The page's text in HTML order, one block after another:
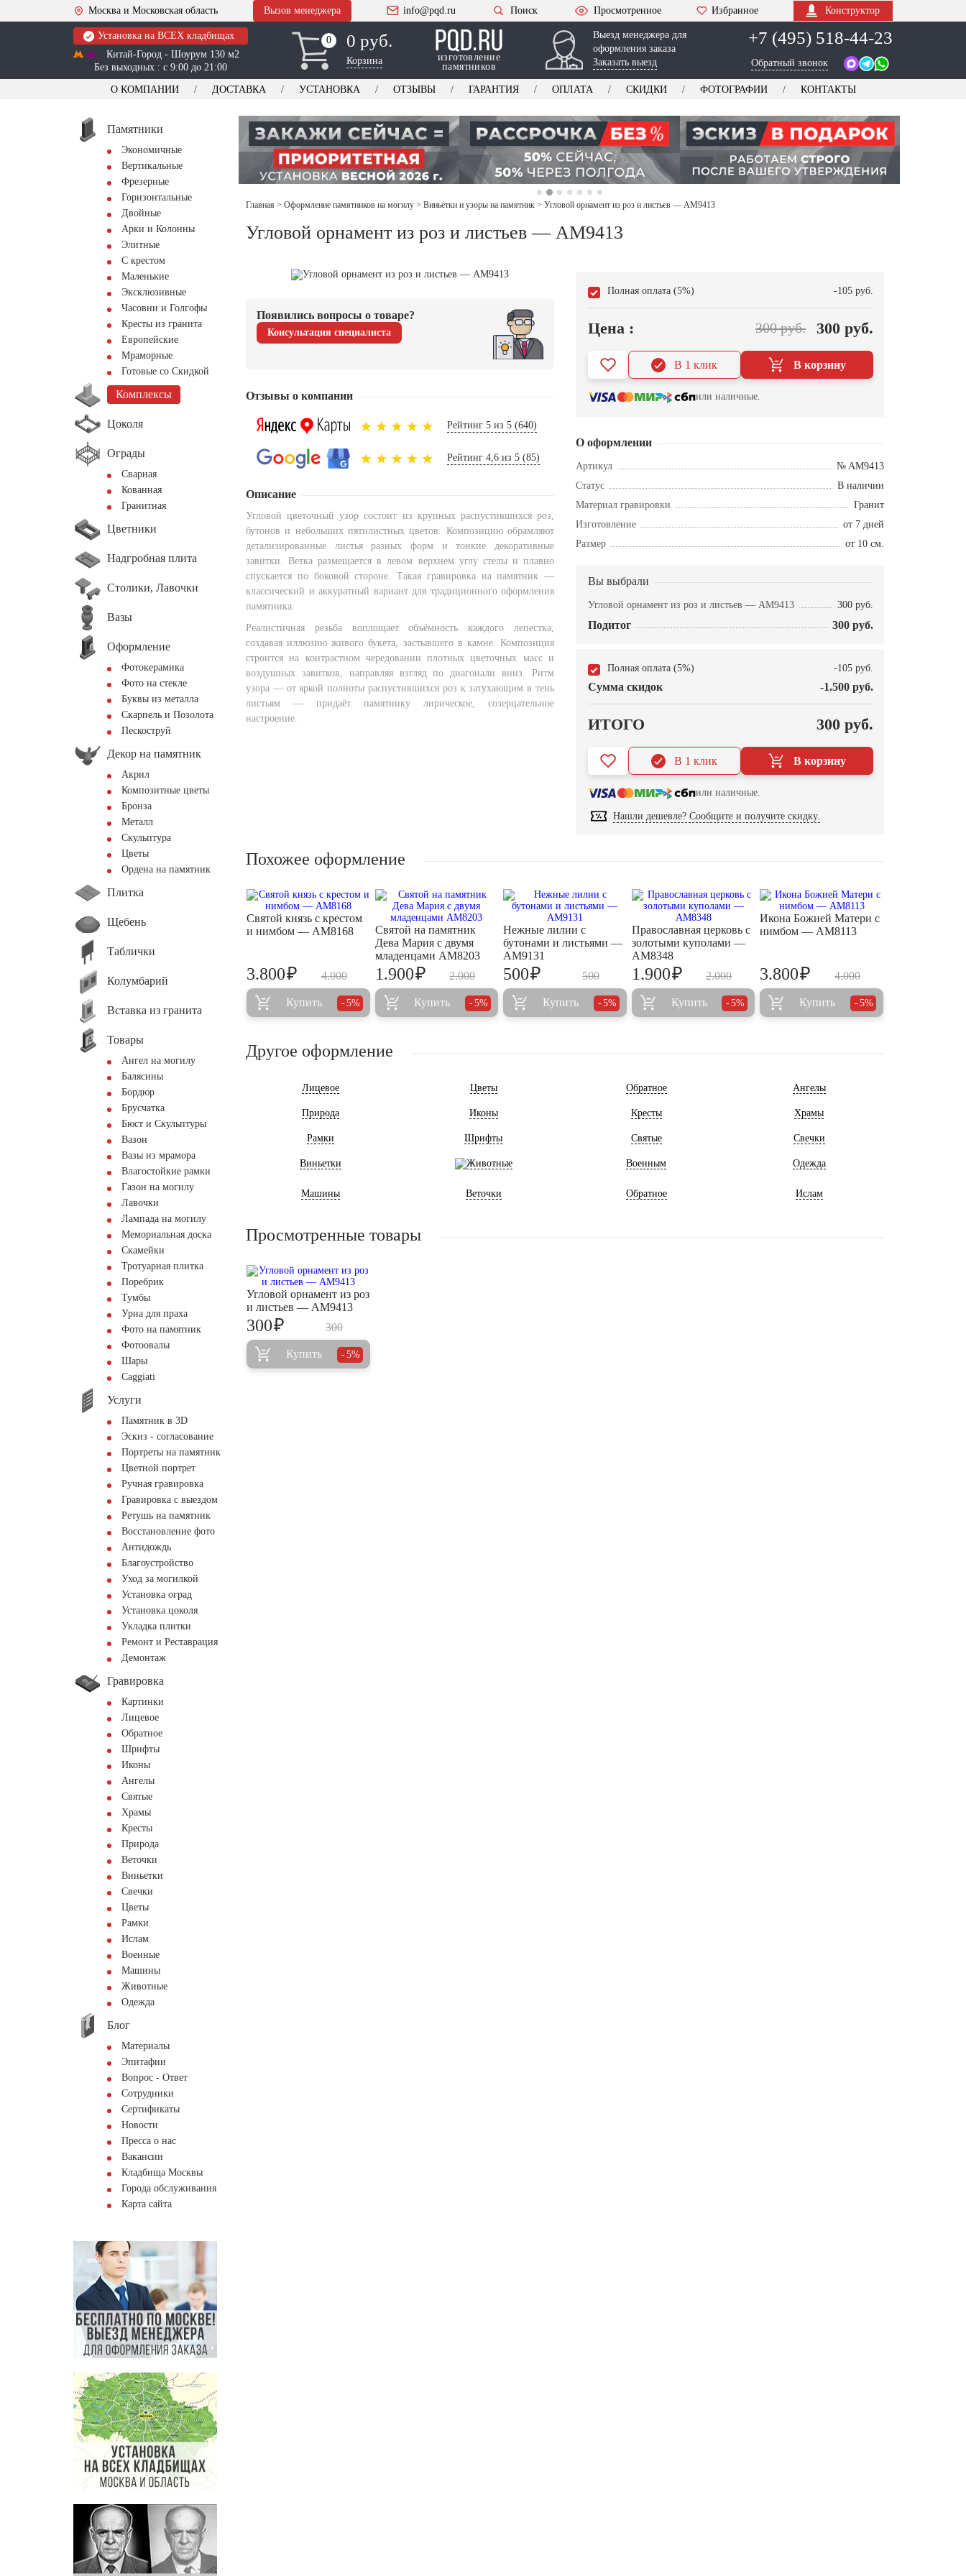
Москва и Московская область Вызов менеджера info@pqd.ru Поиск Просмотренное Избранное Конструктор
Установка на ВСЕХ кладбищах
Китай-Город - Шоурум 130 м2
Без выходных : с 9:00 до 21:00
0
0 0 руб.
Корзина
изготовление
памятников
Выезд менеджера для
оформления заказа
Заказать выезд
+7 (495) 518-44-23
Обратный звонок
О КОМПАНИИ ДОСТАВКА УСТАНОВКА ОТЗЫВЫ ГАРАНТИЯ ОПЛАТА СКИДКИ ФОТОГРАФИИ КОНТАКТЫ
Памятники
Экономичные
Вертикальные
Фрезерные
Горизонтальные
Двойные
Арки и Колонны
Элитные
С крестом
Маленькие
Эксклюзивные
Часовни и Голгофы
Кресты из гранита
Европейские
Мраморные
Готовые со Скидкой
Комплексы
Цоколя
Ограды
Сварная
Кованная
Гранитная
Цветники
Надгробная плита
Столики, Лавочки
Вазы
Оформление
Фотокерамика
Фото на стекле
Буквы из металла
Скарпель и Позолота
Пескоструй
Декор на памятник
Акрил
Композитные цветы
Бронза
Металл
Скульптура
Цветы
Ордена на памятник
Плитка
Щебень
Таблички
Колумбарий
Вставка из гранита
Товары
Ангел на могилу
Балясины
Бордюр
Брусчатка
Бюст и Скульптуры
Вазон
Вазы из мрамора
Влагостойкие рамки
Газон на могилу
Лавочки
Лампада на могилу
Мемориальная доска
Скамейки
Тротуарная плитка
Поребрик
Тумбы
Урна для праха
Фото на памятник
Фотоовалы
Шары
Сaggiati
Услуги
Памятник в 3D
Эскиз - согласование
Портреты на памятник
Цветной портрет
Ручная гравировка
Гравировка с выездом
Ретушь на памятник
Восстановление фото
Антидождь
Благоустройство
Уход за могилкой
Установка оград
Установка цоколя
Укладка плитки
Ремонт и Реставрация
Демонтаж
Гравировка
Картинки
Лицевое
Обратное
Шрифты
Иконы
Ангелы
Святые
Храмы
Кресты
Природа
Веточки
Виньетки
Свечки
Цветы
Рамки
Ислам
Военные
Машины
Животные
Одежда
Блог
Материалы
Эпитафии
Вопрос - Ответ
Сотрудники
Сертификаты
Новости
Пресса о нас
Вакансии
Кладбища Москвы
Города обслуживания
Карта сайта
Главная > Оформление памятников на могилу > Виньетки и узоры на памятник > Угловой орнамент из роз и листьев — AM9413
Угловой орнамент из роз и листьев — AM9413
Появились вопросы о товаре?
Консультация специалиста
Отзывы о компании
Рейтинг 5 из 5 (640)
Рейтинг 4,6 из 5 (85)
Описание
Угловой цветочный узор состоит из крупных распустившихся роз,
бутонов и небольших пятилистных цветов. Композицию обрамляют
детализированные листья разных форм и тонкие декоративные
завитки. Ветка размещается в левом верхнем углу стелы и плавно
спускается по боковой стороне. Такая гравировка на памятник —
классический и аккуратный вариант для традиционного оформления
памятника.
Реалистичная резьба воплощает объёмность каждого лепестка,
создавая иллюзию живого букета, застывшего в камне. Композиция
строится на контрастном чередовании плотных цветочных масс и
воздушных завитков, направляя взгляд по диагонали вниз. Ритм
узора — от яркой полноты распустившихся роз к затухающим в тень
листьям — придаёт памятнику лирическое, созерцательное
настроение.
Полная оплата (5%) -105 руб.
Цена : 300 руб. 300 руб.
В корзину
В 1 клик
или наличные.
О оформлении
Артикул
№ AM9413
Статус
В наличии
Материал гравировки
Гранит
Изготовление
от 7 дней
Размер
от 10 см.
Вы выбрали
Угловой орнамент из роз и листьев — AM9413 300 руб.
Подитог 300 руб.
Полная оплата (5%) -105 руб.
Сумма скидок -1.500 руб.
ИТОГО 300 руб.
В корзину
В 1 клик
или наличные.
Нашли дешевле? Сообщите и получите скидку.
Похожее оформление
Святой князь с крестом
и нимбом — AM8168
4.000
3.800₽
Купить 5%
Святой на памятник
Дева Мария с двумя
младенцами AM8203
2.000
1.900₽
Купить 5%
Нежные лилии с
бутонами и листьями —
AM9131
500
500₽
Купить 5%
Православная церковь с
золотыми куполами —
AM8348
2.000
1.900₽
Купить 5%
Икона Божией Матери с
нимбом — AM8113
4.000
3.800₽
Купить 5%
Другое оформление
Лицевое Цветы Обратное Ангелы
Природа Иконы Кресты Храмы
Рамки Шрифты Святые Свечки
Виньетки Животные Военным Одежда
Машины Веточки Обратное Ислам
Просмотренные товары
Угловой орнамент из роз
и листьев — AM9413
300
300₽
Купить 5%